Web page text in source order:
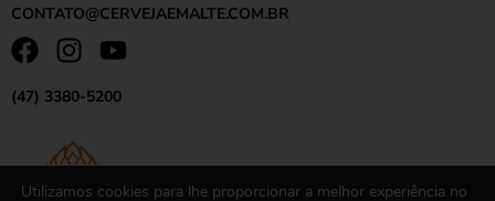
CONTATO@CERVEJAEMALTE.COM.BR
(47) 3380-5200
Utilizamos cookies para lhe proporcionar a melhor experiência no